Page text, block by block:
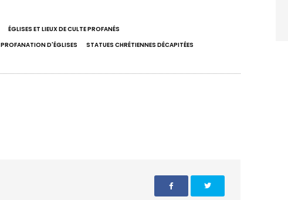
ÉGLISES ET LIEUX DE CULTE PROFANÉS
PROFANATION D'ÉGLISES STATUES CHRÉTIENNES DÉCAPITÉES